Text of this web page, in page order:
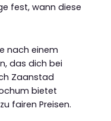
fest, wann diese
nach einem
das dich bei
Zaanstad
bietet
fairen Preisen.